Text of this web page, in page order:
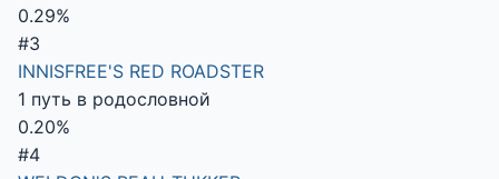
0.29%
#3
INNISFREE'S RED ROADSTER
1 путь в родословной
0.20%
#4